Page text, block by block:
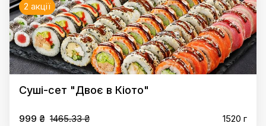
2 акції
Суші-сет "Двоє в Кіото"
999 ₴ 1465.33 ₴ 1520 г